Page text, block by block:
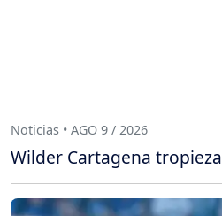
Noticias • AGO 9 / 2026
Wilder Cartagena